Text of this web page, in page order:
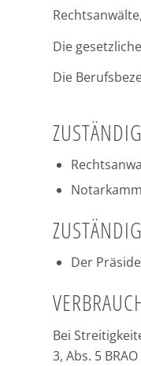
Die
Die
Der
Bei
3, Abs. 5